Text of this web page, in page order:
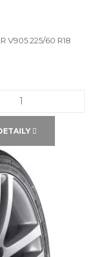
V905 225/60 R18